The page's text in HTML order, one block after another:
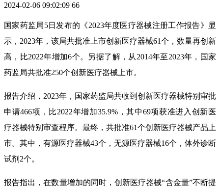
2024-02-06 09:02:09 66
国家药监局5日发布的《2023年度医疗器械注册工作报告》显
示，2023年，该局共批准上市创新医疗器械61个，数量再创新
高，比2022年增加6个。另据了解，从2014年至2023年，国家
药监局共批准250个创新医疗器械上市。
报告介绍，2023年，国家药监局共收到创新医疗器械特别审批
申请466项，比2022年增加35.9%，其中69项获准进入创新医
疗器械特别审查程序。最终，共批准61个创新医疗器械产品上
市。其中，有源医疗器械43个，无源医疗器械16个，体外诊断
试剂2个。
报告指出，在数量增加的同时，创新医疗器械“含金量”不断提